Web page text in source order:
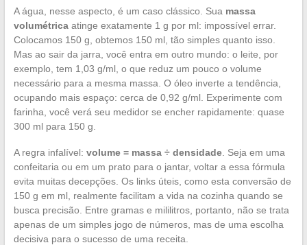
A água, nesse aspecto, é um caso clássico. Sua massa
volumétricaatinge exatamente 1 g por ml: impossível errar.
Colocamos 150 g, obtemos 150 ml, tão simples quanto isso.
Mas ao sair da jarra, você entra em outro mundo: o leite, por
exemplo, tem 1,03 g/ml, o que reduz um pouco o volume
necessário para a mesma massa. O óleo inverte a tendência,
ocupando mais espaço: cerca de 0,92 g/ml. Experimente com
farinha, você verá seu medidor se encher rapidamente: quase
300 ml para 150 g.
A regra infalível: volume = massa ÷ densidade. Seja em uma
confeitaria ou em um prato para o jantar, voltar a essa fórmula
evita muitas decepções. Os links úteis, como esta conversão de
150 g em ml, realmente facilitam a vida na cozinha quando se
busca precisão. Entre gramas e mililitros, portanto, não se trata
apenas de um simples jogo de números, mas de uma escolha
decisiva para o sucesso de uma receita.